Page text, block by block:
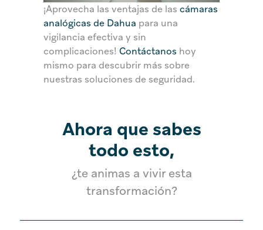
¡Aprovecha las ventajas de las cámaras
analógicas de Dahua para una
vigilancia efectiva y sin
complicaciones! Contáctanos hoy
mismo para descubrir más sobre
nuestras soluciones de seguridad.
Ahora que sabes
todo esto,
¿te animas a vivir esta
transformación?